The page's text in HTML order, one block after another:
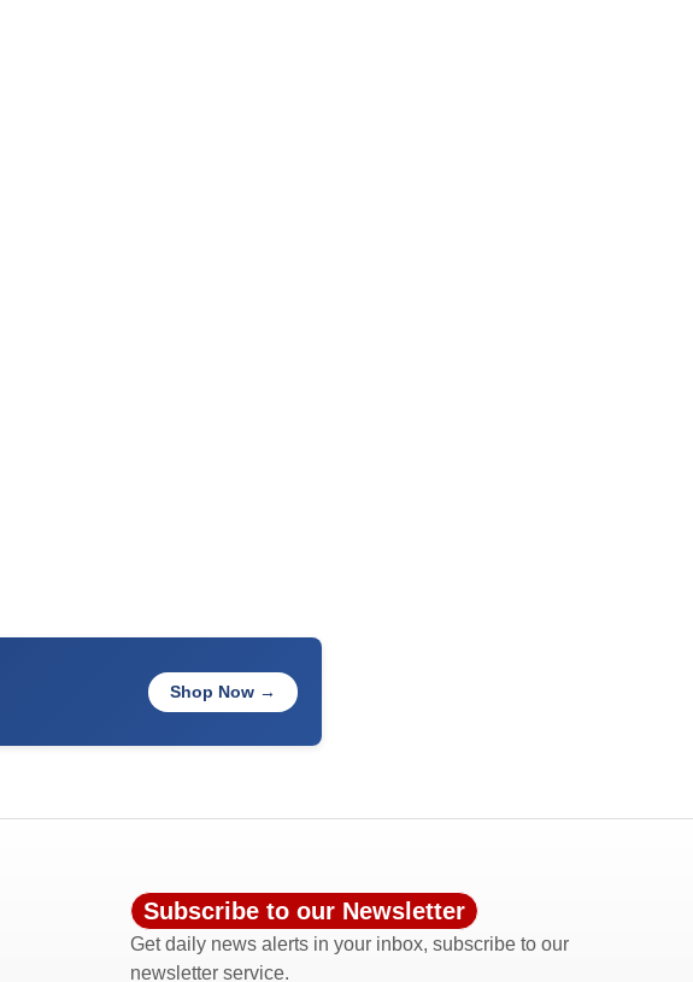
Shop Now →
Subscribe to our Newsletter
Get daily news alerts in your inbox, subscribe to our
newsletter service.